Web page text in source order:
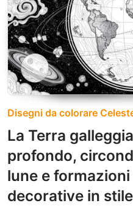
Disegni da colorare
La Terra
profondo,
lune e
decorative in